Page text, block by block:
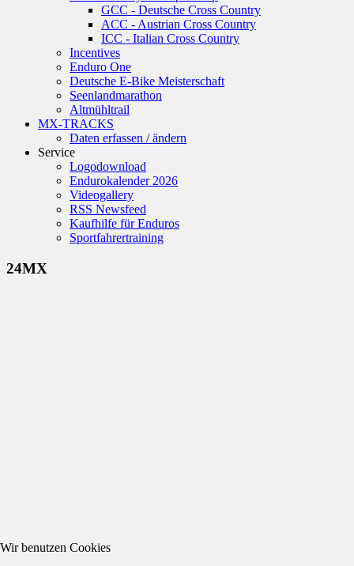
GCC - Deutsche Cross Country
ACC - Austrian Cross Country
ICC - Italian Cross Country
Incentives
Enduro One
Deutsche E-Bike Meisterschaft
Seenlandmarathon
Altmühltrail
MX-TRACKS
Daten erfassen / ändern
Service
Logodownload
Endurokalender 2026
Videogallery
RSS Newsfeed
Kaufhilfe für Enduros
Sportfahrertraining
24MX
Wir benutzen Cookies